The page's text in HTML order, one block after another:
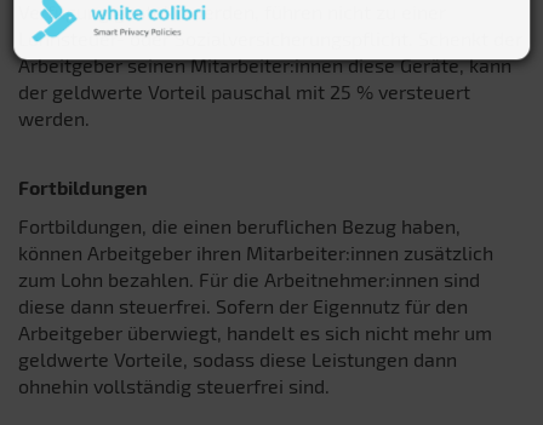
Verfügung gestellt werden, führen nicht zu einer
Lohnsteuer- oder Sozialversicherungspflicht. Schenkt der
Arbeitgeber seinen Mitarbeiter:innen diese Geräte, kann
der geldwerte Vorteil pauschal mit 25 % versteuert
werden.
Fortbildungen
Fortbildungen, die einen beruflichen Bezug haben,
können Arbeitgeber ihren Mitarbeiter:innen zusätzlich
zum Lohn bezahlen. Für die Arbeitnehmer:innen sind
diese dann steuerfrei. Sofern der Eigennutz für den
Arbeitgeber überwiegt, handelt es sich nicht mehr um
geldwerte Vorteile, sodass diese Leistungen dann
ohnehin vollständig steuerfrei sind.